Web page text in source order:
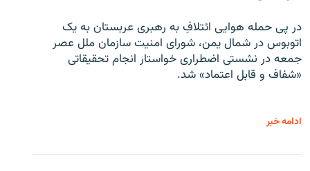
در پی حمله هوایی ائتلافِ به رهبری عربستان به یک
اتوبوس در شمال یمن، شورای امنیت سازمان ملل عصر
جمعه در نشستی اضطراری خواستار انجام تحقیقاتی
«شفاف و قابل اعتماد» شد.
ادامه خبر